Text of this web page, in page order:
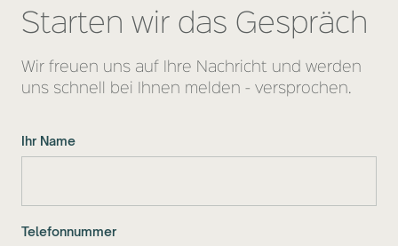
Starten wir das Gespräch
Wir freuen uns auf Ihre Nachricht und werden
uns schnell bei Ihnen melden - versprochen.
Ihr Name
Telefonnummer